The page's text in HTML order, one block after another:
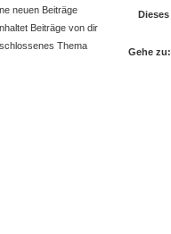
neuen Beiträge
Beiträge von dir
Thema
Gehe zu: